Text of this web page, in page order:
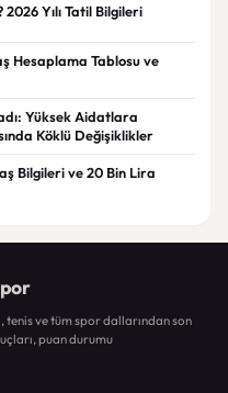
Yılı Tatil Bilgileri
Hesaplama Tablosu ve
Yüksek Aidatlara
Köklü Değişiklikler
Bilgileri ve 20 Bin Lira
ve tüm spor dallarından son
puan durumu